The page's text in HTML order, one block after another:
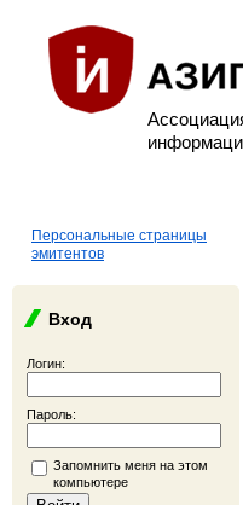
Персональные страницы
эмитентов
Вход
Логин:
Пароль:
Запомнить меня на этом
компьютере